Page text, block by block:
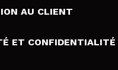
nous
cadeaux
AU CLIENT
& retour
ET CONFIDENTIALITÉ